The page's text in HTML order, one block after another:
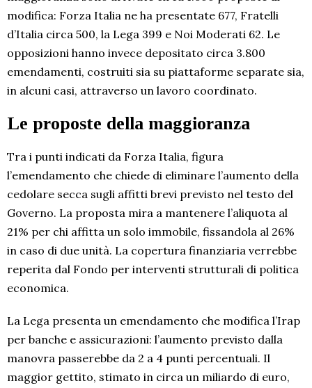
modifica: Forza Italia ne ha presentate 677, Fratelli
d’Italia circa 500, la Lega 399 e Noi Moderati 62. Le
opposizioni hanno invece depositato circa 3.800
emendamenti, costruiti sia su piattaforme separate sia,
in alcuni casi, attraverso un lavoro coordinato.
Le proposte della maggioranza
Tra i punti indicati da Forza Italia, figura
l’emendamento che chiede di eliminare l’aumento della
cedolare secca sugli affitti brevi previsto nel testo del
Governo. La proposta mira a mantenere l’aliquota al
21% per chi affitta un solo immobile, fissandola al 26%
in caso di due unità. La copertura finanziaria verrebbe
reperita dal Fondo per interventi strutturali di politica
economica.
La Lega presenta un emendamento che modifica l’Irap
per banche e assicurazioni: l’aumento previsto dalla
manovra passerebbe da 2 a 4 punti percentuali. Il
maggior gettito, stimato in circa un miliardo di euro,